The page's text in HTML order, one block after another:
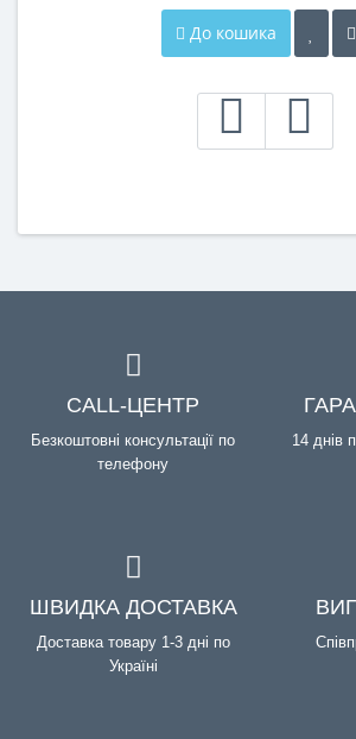
До кошика
CALL-ЦЕНТР
Безкоштовні консультації по
телефону
14 днів
ШВИДКА ДОСТАВКА
Доставка товару 1-3 дні по
Україні